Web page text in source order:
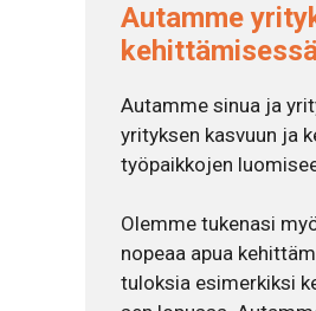
Autamme
Autamme sinua ja
yrityksen kasvuun ja
työpaikkojen
Olemme tukenasi
nopeaa apua
tuloksia esimerkiksi